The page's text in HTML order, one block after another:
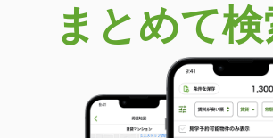
まとめて検